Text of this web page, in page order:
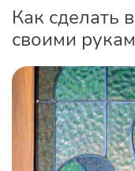
Как сделать
своими